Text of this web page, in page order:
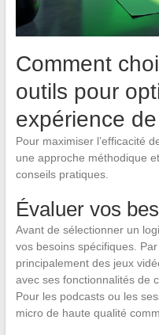
Comment
outils pour
expérience
Pour maximiser l’efficacité
une approche méthodique
conseils pratiques.
Évaluer vos
Avant de sélectionner un
vos besoins spécifiques.
principalement des jeux
avec ses fonctionnalités de
Pour les podcasts ou les
micro de haute qualité